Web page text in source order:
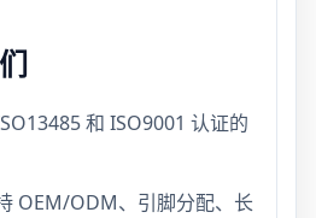
和 ISO9001 认证的
OEM/ODM、引脚分配、长